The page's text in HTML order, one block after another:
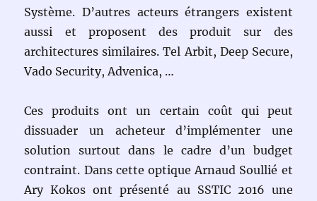
Système. D’autres acteurs étrangers existent
aussi et proposent des produit sur des
architectures similaires. Tel Arbit, Deep Secure,
Vado Security, Advenica, …
Ces produits ont un certain coût qui peut
dissuader un acheteur d’implémenter une
solution surtout dans le cadre d’un budget
contraint. Dans cette optique Arnaud Soullié et
Ary Kokos ont présenté au SSTIC 2016 une